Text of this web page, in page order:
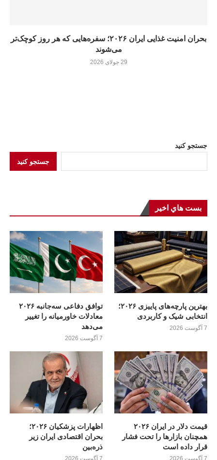
بحران امنیت غذایی ایران ۲۰۲۶؛ سفره‌هایی که هر روز کوچک‌تر
می‌شوند
29 جولای 2026
جستجو کنید
جستجو کنید
بست هاي اخير
بهترین پارچه‌های پاییزی ۲۰۲۶؛
انتخابی شیک و کاربردی
7 آگوست 2026
توافق دفاعی سه‌جانبه ۲۰۲۶
معادلات خاورمیانه را تغییر
می‌دهد
7 آگوست 2026
قیمت دلار در ایران ۲۰۲۶
همچنان بازارها را تحت فشار
قرار داده است
7 آگوست 2026
اظهارات پزشکیان ۲۰۲۶؛
بحران اقتصادی ایران زیر
ذره‌بین
7 آگوست 2026